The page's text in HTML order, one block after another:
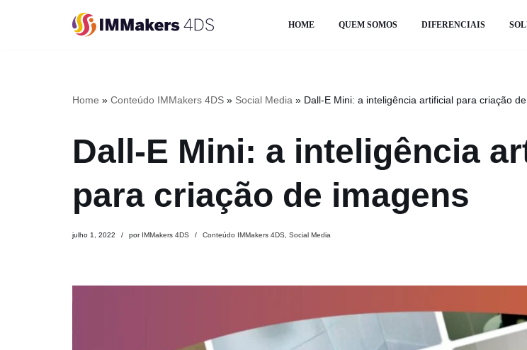
HOME QUEM SOMOS DIFERENCIAIS
Home » Conteúdo IMMakers 4DS » Social Media » Dall-E Mini: a inteligência artificial para criação
Dall-E Mini: a inteligência
para criação de imagens
julho 1, 2022 por IMMakers 4DS Conteúdo IMMakers 4DS, Social Media